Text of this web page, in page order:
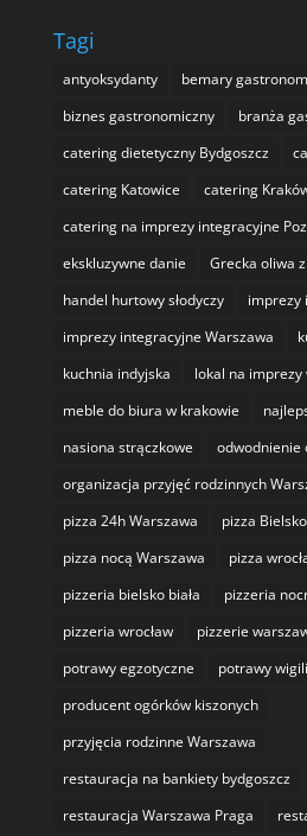
Tagi
antyoksydanty
bemary
biznes gastronomiczny
branża
catering dietetyczny Bydgoszcz
catering Katowice
catering
catering na imprezy integracyjne
ekskluzywne danie
Grecka oliwa
handel hurtowy słodyczy
imprezy
imprezy integracyjne Warszawa
kuchnia indyjska
lokal na imprezy
meble do biura w krakowie
nasiona strączkowe
odwodnienie
organizacja przyjęć rodzinnych
pizza 24h Warszawa
pizza
pizza nocą Warszawa
pizza
pizzeria bielsko biała
pizzeria
pizzeria wrocław
pizzerie
potrawy egzotyczne
potrawy
producent ogórków kiszonych
przyjęcia rodzinne Warszawa
restauracja na bankiety bydgoszcz
restauracja Warszawa Praga